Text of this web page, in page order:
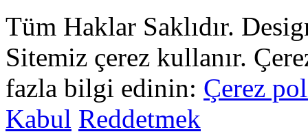
Tüm Haklar Saklıdır.
Sitemiz çerez kullanır.
fazla bilgi edinin: Çerez
Kabul Reddetmek